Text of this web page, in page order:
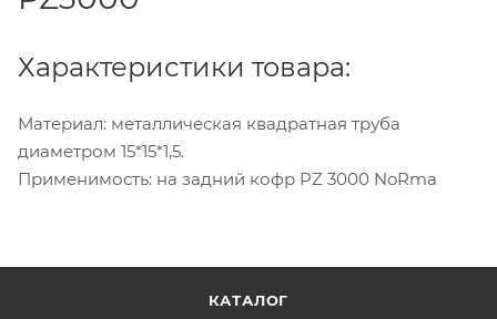
Характеристики товара:
Материал: металлическая квадратная труба
диаметром 15*15*1,5.
Применимость: на задний кофр PZ 3000 NoRma
КАТАЛОГ